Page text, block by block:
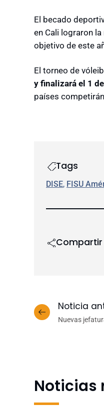
El becado
en Cali lograron
objetivo de este
El torneo de
y finalizará el 1
países
Tags
DISE, FISU
Compartir
Noticia
Nuevas
Noticias